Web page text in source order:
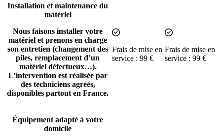
Installation et maintenance du
matériel
Nous faisons installer votre
matériel et prenons en charge
son entretien (changement des
piles, remplacement d’un
matériel défectueux…).
L’intervention est réalisée par
des techniciens agréés,
disponibles partout en France.
Inclus
Frais de mise en
service : 99 €
Inclus
Frais de mise en
service : 99 €
Équipement adapté à votre
domicile